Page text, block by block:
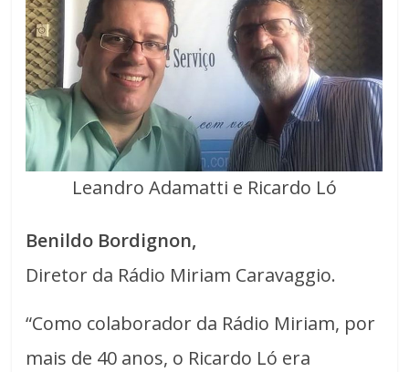
Leandro Adamatti e Ricardo Ló
Benildo Bordignon,
Diretor da Rádio Miriam Caravaggio.
“Como colaborador da Rádio Miriam, por
mais de 40 anos, o Ricardo Ló era